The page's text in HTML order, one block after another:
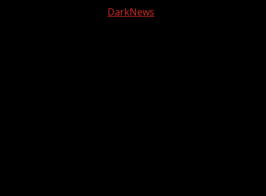
DarkNews